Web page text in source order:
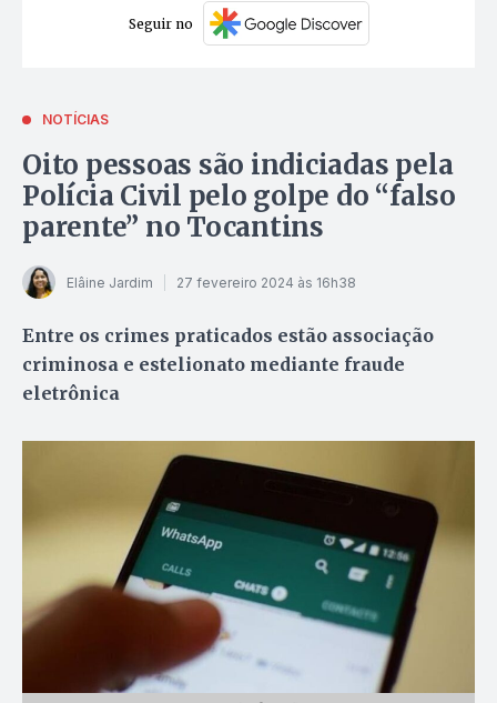
Seguir no
NOTÍCIAS
Oito pessoas são indiciadas pela
Polícia Civil pelo golpe do “falso
parente” no Tocantins
Elâine Jardim 27 fevereiro 2024 às 16h38
Entre os crimes praticados estão associação
criminosa e estelionato mediante fraude
eletrônica